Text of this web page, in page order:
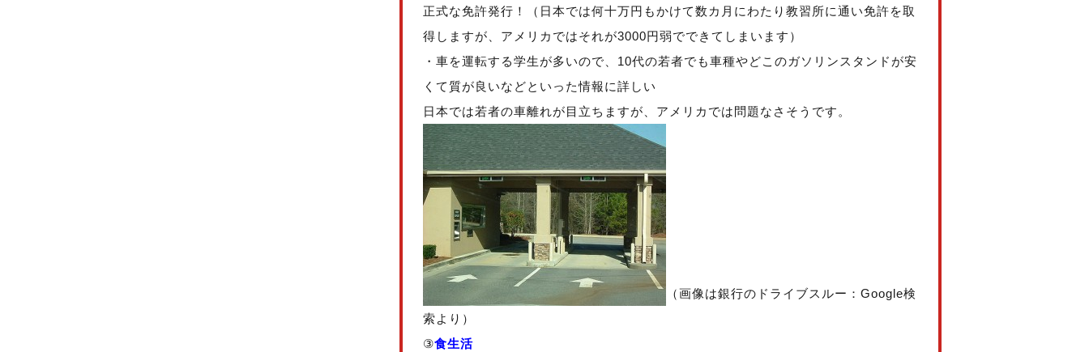
正式な免許発行！（日本では何十万円もかけて数カ月にわたり教習所に通い免許を取
得しますが、アメリカではそれが3000円弱でできてしまいます）
・車を運転する学生が多いので、10代の若者でも車種やどこのガソリンスタンドが安
くて質が良いなどといった情報に詳しい
日本では若者の車離れが目立ちますが、アメリカでは問題なさそうです。
（画像は銀行のドライブスルー：Google検
索より）
③食生活